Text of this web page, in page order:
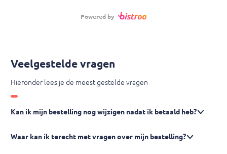
Powered by
Veelgestelde vragen
Hieronder lees je de meest gestelde vragen
Kan ik mijn bestelling nog wijzigen nadat ik betaald heb?
Waar kan ik terecht met vragen over mijn bestelling?